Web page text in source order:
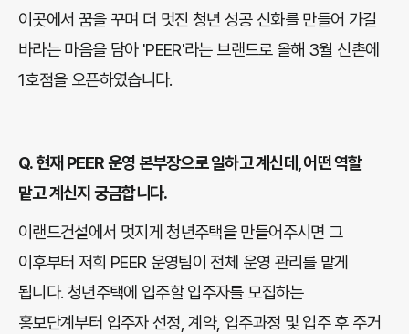
이곳에서 꿈을 꾸며 더 멋진 청년 성공 신화를 만들어 가길
바라는 마음을 담아 'PEER'라는 브랜드로 올해 3월 신촌에
1호점을 오픈하였습니다.
Q.현재 PEER 운영 본부장으로 일하고 계신데, 어떤 역할
맡고 계신지 궁금합니다.
이랜드건설에서 멋지게 청년주택을 만들어주시면 그
이후부터 저희 PEER 운영팀이 전체 운영 관리를 맡게
됩니다. 청년주택에 입주할 입주자를 모집하는
홍보단계부터 입주자 선정, 계약, 입주과정 및 입주 후 주거